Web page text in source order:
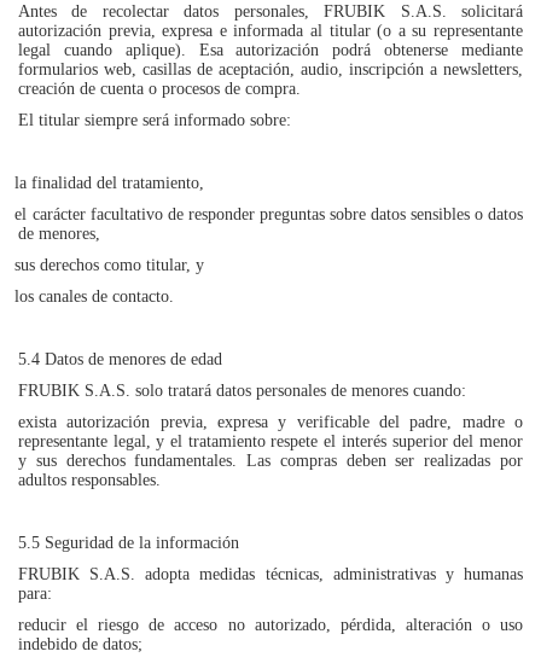
Antes de recolectar datos personales, FRUBIK S.A.S. solicitará
autorización previa, expresa e informada al titular (o a su representante
legal cuando aplique). Esa autorización podrá obtenerse mediante
formularios web, casillas de aceptación, audio, inscripción a newsletters,
creación de cuenta o procesos de compra.
El titular siempre será informado sobre:
la finalidad del tratamiento,
el carácter facultativo de responder preguntas sobre datos sensibles o datos
de menores,
sus derechos como titular, y
los canales de contacto.
5.4 Datos de menores de edad
FRUBIK S.A.S. solo tratará datos personales de menores cuando:
exista autorización previa, expresa y verificable del padre, madre o
representante legal, y el tratamiento respete el interés superior del menor
y sus derechos fundamentales. Las compras deben ser realizadas por
adultos responsables.
5.5 Seguridad de la información
FRUBIK S.A.S. adopta medidas técnicas, administrativas y humanas
para:
reducir el riesgo de acceso no autorizado, pérdida, alteración o uso
indebido de datos;